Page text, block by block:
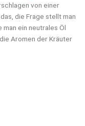
von einer
die Frage stellt man
ein neutrales Öl
Aromen der Kräuter